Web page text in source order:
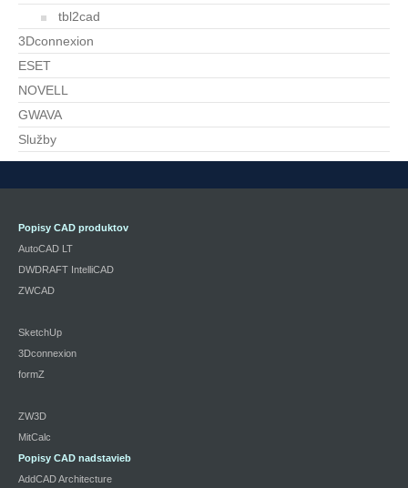
tbl2cad
3Dconnexion
ESET
NOVELL
GWAVA
Služby
Popisy CAD produktov
AutoCAD LT
DWDRAFT IntelliCAD
ZWCAD
SketchUp
3Dconnexion
formZ
ZW3D
MitCalc
Popisy CAD nadstavieb
AddCAD Architecture